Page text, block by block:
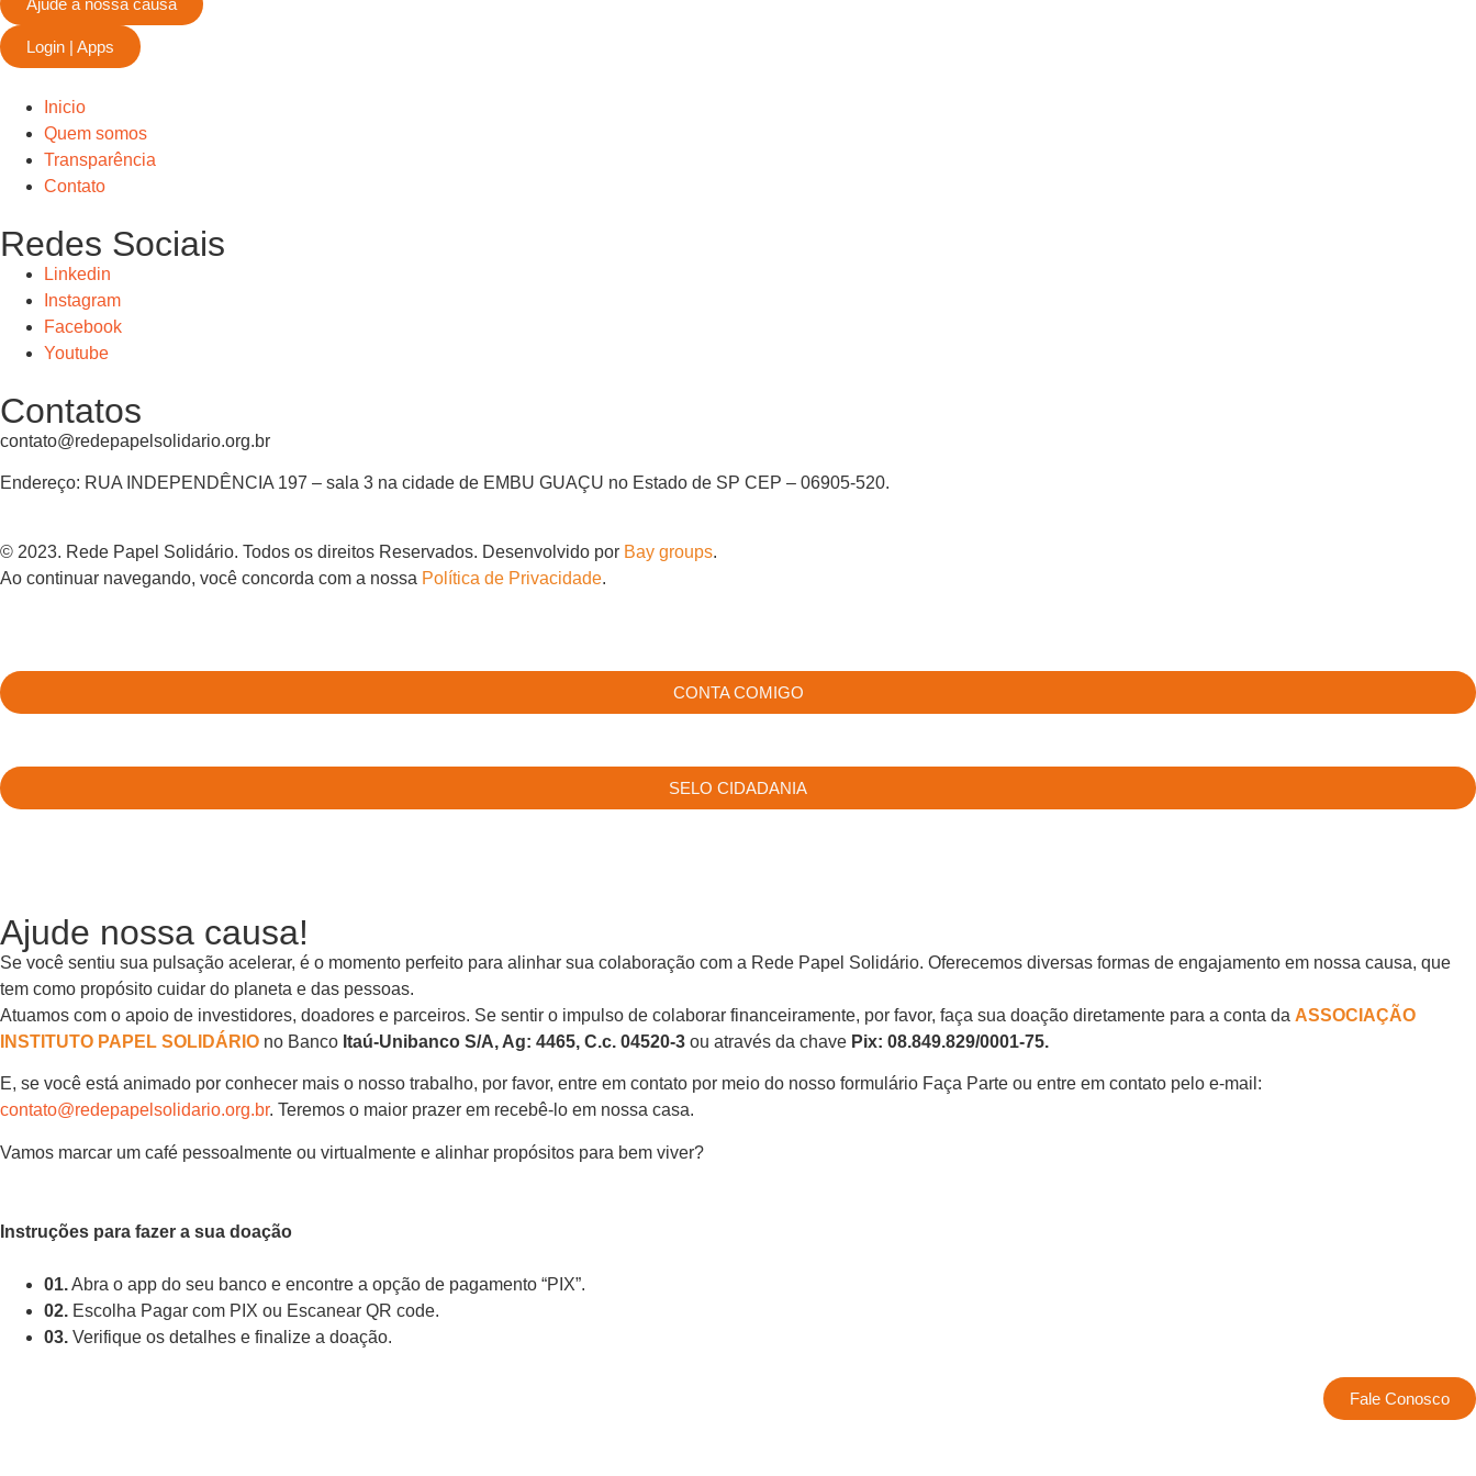
Ajude a nossa causa
Login | Apps
Inicio
Quem somos
Transparência
Contato
Redes Sociais
Linkedin
Instagram
Facebook
Youtube
Contatos
contato@redepapelsolidario.org.br
Endereço: RUA INDEPENDÊNCIA 197 – sala 3 na cidade de EMBU GUAÇU no Estado de SP CEP – 06905-520.
© 2023. Rede Papel Solidário. Todos os direitos Reservados. Desenvolvido por Bay groups.
Ao continuar navegando, você concorda com a nossa Política de Privacidade.
CONTA COMIGO
SELO CIDADANIA
Ajude nossa causa!
Se você sentiu sua pulsação acelerar, é o momento perfeito para alinhar sua colaboração com a Rede Papel Solidário. Oferecemos diversas formas de engajamento em nossa causa, que
tem como propósito cuidar do planeta e das pessoas.
Atuamos com o apoio de investidores, doadores e parceiros. Se sentir o impulso de colaborar financeiramente, por favor, faça sua doação diretamente para a conta da ASSOCIAÇÃO
INSTITUTO PAPEL SOLIDÁRIO no Banco Itaú-Unibanco S/A, Ag: 4465, C.c. 04520-3 ou através da chave Pix: 08.849.829/0001-75.
E, se você está animado por conhecer mais o nosso trabalho, por favor, entre em contato por meio do nosso formulário Faça Parte ou entre em contato pelo e-mail:
contato@redepapelsolidario.org.br. Teremos o maior prazer em recebê-lo em nossa casa.
Vamos marcar um café pessoalmente ou virtualmente e alinhar propósitos para bem viver?
Instruções para fazer a sua doação
01.Abra o app do seu banco e encontre a opção de pagamento “PIX”.
02. Escolha Pagar com PIX ou Escanear QR code.
03. Verifique os detalhes e finalize a doação.
Fale Conosco